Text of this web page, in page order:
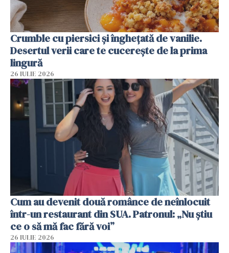
Crumble cu piersici și înghețată de vanilie.
Desertul verii care te cucerește de la prima
lingură
26 IULIE 2026
Cum au devenit două românce de neînlocuit
într-un restaurant din SUA. Patronul: „Nu știu
ce o să mă fac fără voi”
26 IULIE 2026